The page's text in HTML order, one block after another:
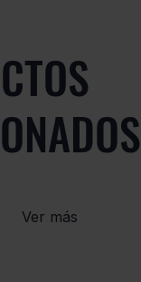
Ver más